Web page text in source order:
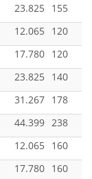
23.825 155
12.065 120
17.780 120
23.825 140
31.267 178
44.399 238
12.065 160
17.780 160